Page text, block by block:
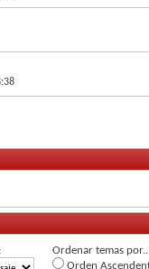
Ordenar temas
Orden